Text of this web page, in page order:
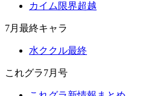
カイム限界超越
7月最終キャラ
水ククル最終
これグラ7月号